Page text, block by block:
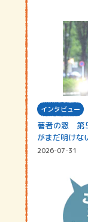
インタビュー
著者の窓 第
がまだ明けな
2026-07-31